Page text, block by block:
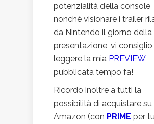
potenzialità della console
nonchè visionare i trailer
da Nintendo il giorno della
presentazione, vi consiglio
leggere la mia PREVIEW
pubblicata tempo fa!
Ricordo inoltre a tutti la
possibilità di acquistare su
Amazon (con PRIME per